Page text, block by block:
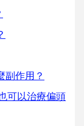
副作用？
可以治療偏頭